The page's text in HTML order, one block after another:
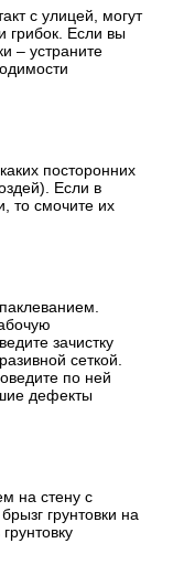
с улицей, могут
грибок. Если вы
– устраните
посторонних
Если в
то смочите их
зачистку
сеткой.
по ней
дефекты
на стену с
грунтовки на